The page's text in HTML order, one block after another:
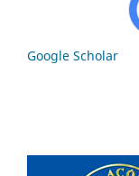
Google Scholar